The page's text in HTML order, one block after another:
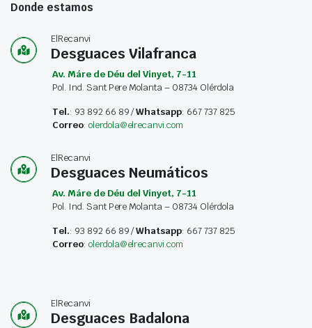
Donde estamos
ElRecanvi
Desguaces Vilafranca
Av. Máre de Déu del Vinyet, 7-11
Pol. Ind. Sant Pere Molanta – 08734 Olérdola
Tel.: 93 892 66 89 /Whatsapp: 667 737 825
Correo: olerdola@elrecanvi.com
ElRecanvi
Desguaces Neumáticos
Av. Máre de Déu del Vinyet, 7-11
Pol. Ind. Sant Pere Molanta – 08734 Olérdola
Tel.: 93 892 66 89 /Whatsapp: 667 737 825
Correo: olerdola@elrecanvi.com
ElRecanvi
Desguaces Badalona